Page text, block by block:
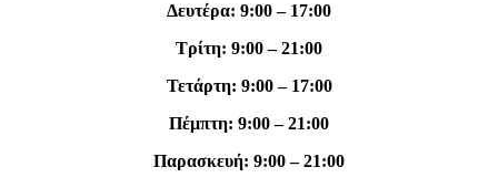
Δευτέρα: 9:00 – 17:00
Τρίτη: 9:00 – 21:00
Τετάρτη: 9:00 – 17:00
Πέμπτη: 9:00 – 21:00
Παρασκευή: 9:00 – 21:00